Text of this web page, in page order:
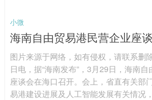
小微
海南自由贸易港民营企业座
图片来源于网络，如有侵权，请联系删
日电，据“海南发布”，3月29日，海南
座谈会在海口召开。会上，省直有关部
易港建设进展及人工智能发展有关情况